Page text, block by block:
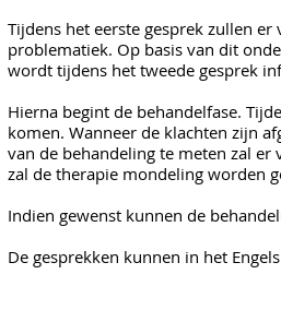
Tijdens het eerste gesprek zullen
problematiek. Op basis van dit
wordt tijdens het tweede gesprek
Hierna begint de behandelfase.
komen. Wanneer de klachten zijn
van de behandeling te meten zal
zal de therapie mondeling worden
Indien gewenst kunnen de
De gesprekken kunnen in het